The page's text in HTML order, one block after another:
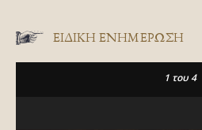
ΕΙΔΙΚΉ ΕΝΗΜΈΡΩΣΗ
1 του 4